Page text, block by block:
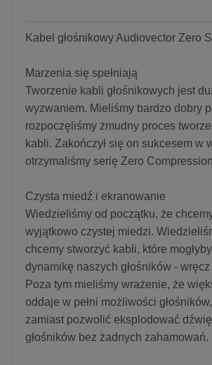
Kabel głośnikowy Audiovector Zero
Marzenia się spełniają
Tworzenie kabli głośnikowych jest
wyzwaniem. Mieliśmy bardzo dobry
rozpoczęliśmy żmudny proces
kabli. Zakończył się on sukcesem w
otrzymaliśmy serię Zero
Czysta miedź i ekranowanie
Wiedzieliśmy od początku, że
wyjątkowo czystej miedzi.
chcemy stworzyć kabli, które
dynamikę naszych głośników -
Poza tym mieliśmy wrażenie, że
oddaje w pełni możliwości
zamiast pozwolić eksplodować
głośników bez żadnych zahamowań.